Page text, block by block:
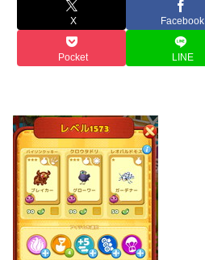
X Facebook
Pocket LINE